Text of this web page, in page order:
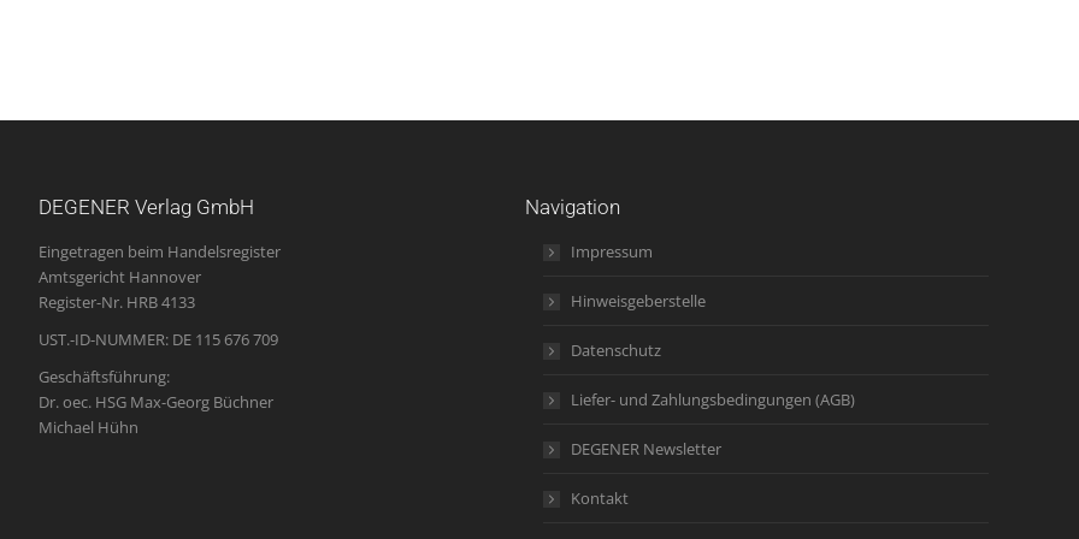
DEGENER Verlag GmbH
Eingetragen beim Handelsregister
Amtsgericht Hannover
Register-Nr. HRB 4133
UST.-ID-NUMMER: DE 115 676 709
Geschäftsführung:
Dr. oec. HSG Max-Georg Büchner
Michael Hühn
Navigation
Impressum
Hinweisgeberstelle
Datenschutz
Liefer- und Zahlungsbedingungen (AGB)
DEGENER Newsletter
Kontakt